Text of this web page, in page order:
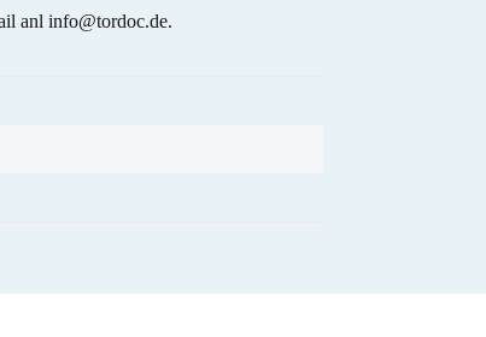
anl info@tordoc.de.